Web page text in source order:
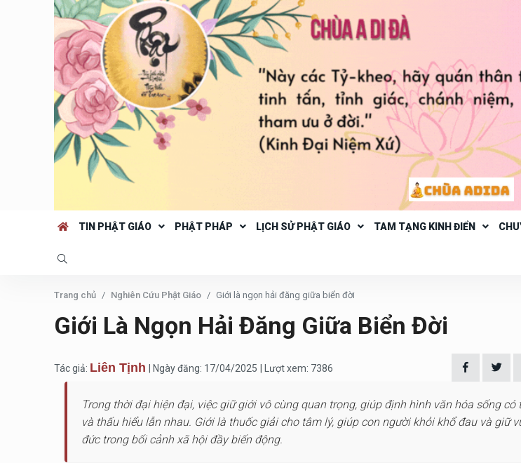
TIN PHẬT GIÁO PHẬT PHÁP LỊCH SỬ PHẬT GIÁO TAM TẠNG KINH ĐIỂN
Trang chủ Nghiên Cứu Phật Giáo Giới là ngọn hải đăng giữa biển đời
Giới Là Ngọn Hải Đăng Giữa Biển Đời
Tác giả: Liên Tịnh | Ngày đăng: 17/04/2025 | Lượt xem: 7386
Trong thời đại hiện đại, việc giữ giới vô cùng quan trọng, giúp định hình văn hóa sống có
và thấu hiểu lẫn nhau. Giới là thuốc giải cho tâm lý, giúp con người khỏi khổ đau và giữ
đức trong bối cảnh xã hội đầy biến động.